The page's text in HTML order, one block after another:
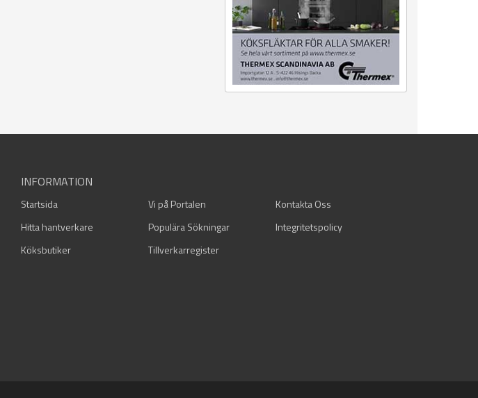
INFORMATION
Startsida Vi på Portalen
Kontakta Oss
Hitta hantverkare
Populära Sökningar
Integritetspolicy
Köksbutiker
Tillverkarregister